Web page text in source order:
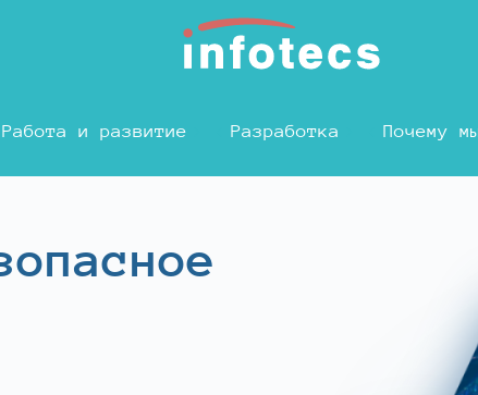
Работа и развитие Разработка Почему